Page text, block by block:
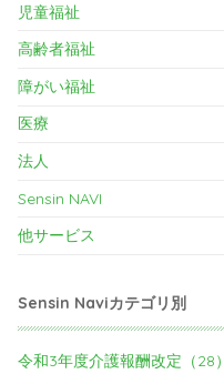
児童福祉
高齢者福祉
障がい福祉
医療
法人
Sensin NAVI
他サービス
Sensin Naviカテゴリ別
令和3年度介護報酬改定（28）